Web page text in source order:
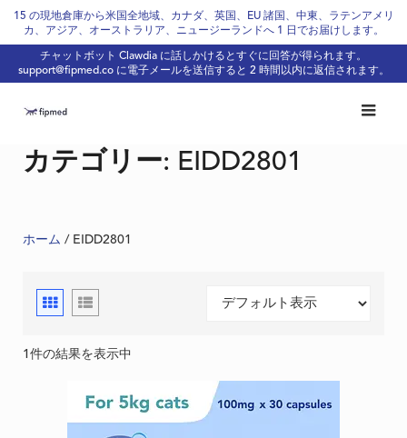
Skip
content
15 の現地倉庫から米国全地域、カナダ、英国、EU 諸国、中東、ラテンアメリ
カ、アジア、オーストラリア、ニュージーランドへ 1 日でお届けします。
チャットボット Clawdia に話しかけるとすぐに回答が得られます。
support@fipmed.coに電子メールを送信すると 2 時間以内に返信されます。
カテゴリー: EIDD2801
ホーム / EIDD2801
1件の結果を表示中